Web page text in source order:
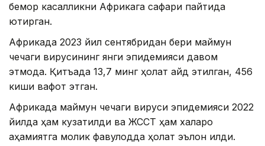
бемор касалликни Африкага сафари пайтида
юқтирган.
Африкада 2023 йил сентябридан бери маймун
чечаги вирусининг янги эпидемияси давом
этмоқда. Қитъада 13,7 минг ҳолат қайд этилган, 456
киши вафот этган.
Африкада маймун чечаги вируси эпидемияси 2022
йилда ҳам кузатилди ва ЖССТ ҳам халқаро
аҳамиятга молик фавқулодда ҳолат эълон қилди.